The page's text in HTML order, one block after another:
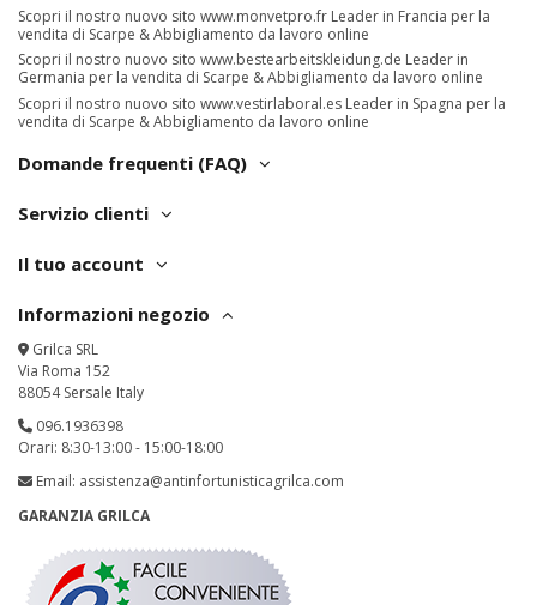
Scopri il nostro nuovo sito www.monvetpro.fr Leader in Francia per la
vendita di Scarpe & Abbigliamento da lavoro online
Scopri il nostro nuovo sito www.bestearbeitskleidung.de Leader in
Germania per la vendita di Scarpe & Abbigliamento da lavoro online
Scopri il nostro nuovo sito www.vestirlaboral.es Leader in Spagna per la
vendita di Scarpe & Abbigliamento da lavoro online
Domande frequenti (FAQ)
Servizio clienti
Il tuo account
Informazioni negozio
Grilca SRL
Via Roma 152
88054 Sersale Italy
096.1936398
Orari: 8:30-13:00 - 15:00-18:00
Email: assistenza@antinfortunisticagrilca.com
GARANZIA GRILCA